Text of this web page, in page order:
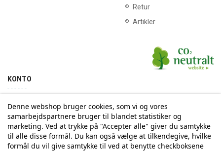
Retur
Artikler
KONTO
Min konto Ordrehistorik
Tilmelding til Nyhedsbrev
Denne webshop bruger cookies, som vi og vores
samarbejdspartnere bruger til blandet statistiker og
marketing. Ved at trykke på "Accepter alle" giver du samtykke
til alle disse formål. Du kan også vælge at tilkendegive, hvilke
formål du vil give samtykke til ved at benytte checkboksene